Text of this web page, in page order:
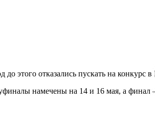
этого отказались пускать на конкурс
намечены на 14 и 16 мая, а финал